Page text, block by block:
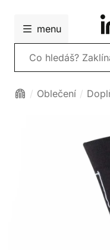
menu
Vyhledávání
Oblečení